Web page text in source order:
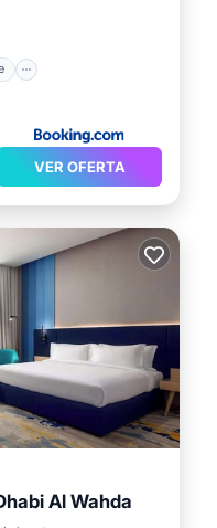
eléctricos
VER OFERTA
Al Wahda